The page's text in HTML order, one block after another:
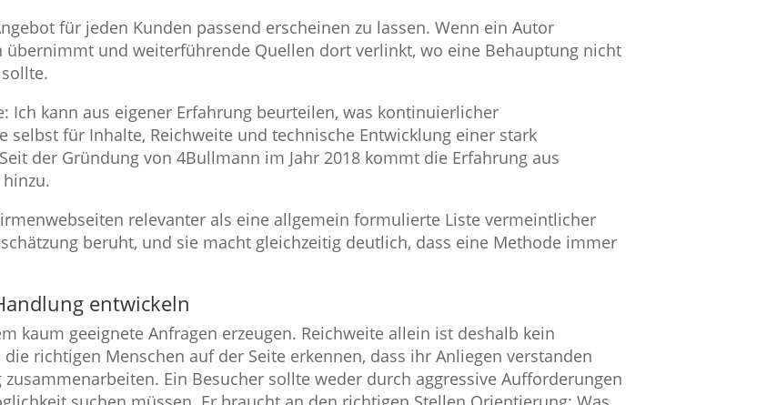
für jeden Kunden passend erscheinen zu lassen. Wenn ein Autor
übernimmt und weiterführende Quellen dort verlinkt, wo eine Behauptung nicht
Ich kann aus eigener Erfahrung beurteilen, was kontinuierlicher
selbst für Inhalte, Reichweite und technische Entwicklung einer stark
der Gründung von 4Bullmann im Jahr 2018 kommt die Erfahrung aus
relevanter als eine allgemein formulierte Liste vermeintlicher
beruht, und sie macht gleichzeitig deutlich, dass eine Methode immer
entwickeln
kaum geeignete Anfragen erzeugen. Reichweite allein ist deshalb kein
richtigen Menschen auf der Seite erkennen, dass ihr Anliegen verstanden
Ein Besucher sollte weder durch aggressive Aufforderungen